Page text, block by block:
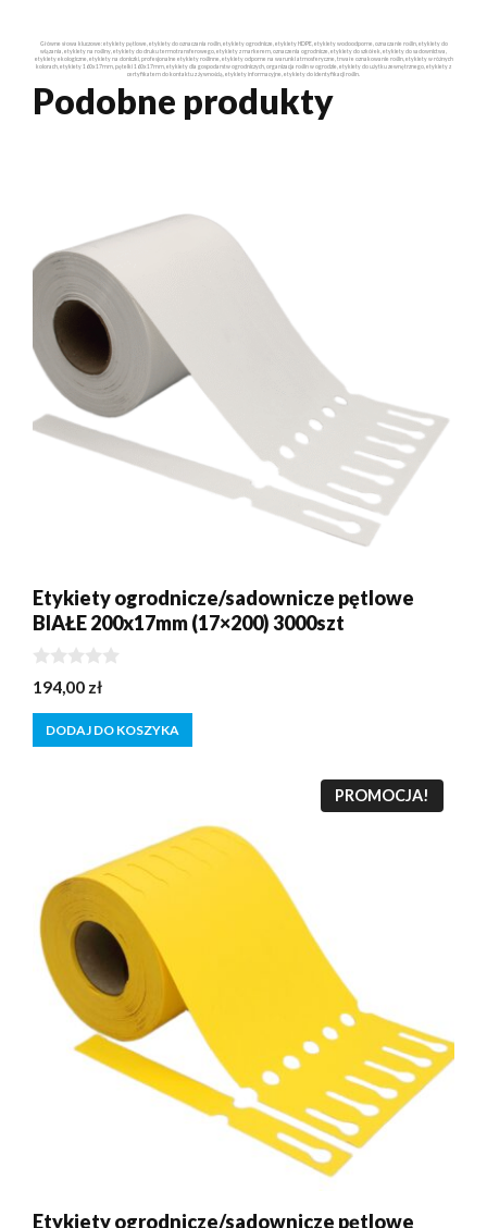
Główne słowa kluczowe: etykiety pętlowe, etykiety do oznaczania roślin, etykiety ogrodnicze, etykiety HDPE, etykiety wodoodporne, oznaczanie roślin, etykiety do
wiązania, etykiety na rośliny, etykiety do druku termotransferowego, etykiety z markerem, oznaczenia ogrodnicze, etykiety do szkółek, etykiety do sadownictwa,
etykiety ekologiczne, etykiety na doniczki, profesjonalne etykiety roślinne, etykiety odporne na warunki atmosferyczne, trwałe oznakowanie roślin, etykiety w różnych
kolorach, etykiety 160x17mm, pętelki 160x17mm, etykiety dla gospodarstw ogrodniczych, organizacja roślin w ogrodzie, etykiety do użytku zewnętrznego, etykiety z
certyfikatem do kontaktu z żywnością, etykiety informacyjne, etykiety do identyfikacji roślin.
Podobne produkty
Etykiety ogrodnicze/sadownicze pętlowe
BIAŁE 200x17mm (17×200) 3000szt
0
z
5
194,00 zł
DODAJ DO KOSZYKA
PROMOCJA!
Etykiety ogrodnicze/sadownicze pętlowe